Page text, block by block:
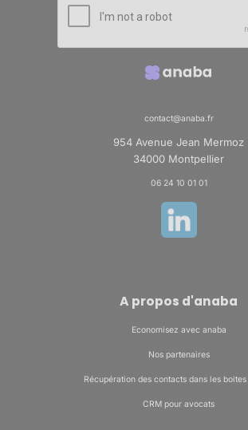
contact@anaba.fr
954 Avenue Jean Mermoz
34000 Montpellier
06 24 10 01 01
A propos d'anaba
Economisez avec anaba
Nos partenaires
Récupération des contacts dans les
CRM pour avocats